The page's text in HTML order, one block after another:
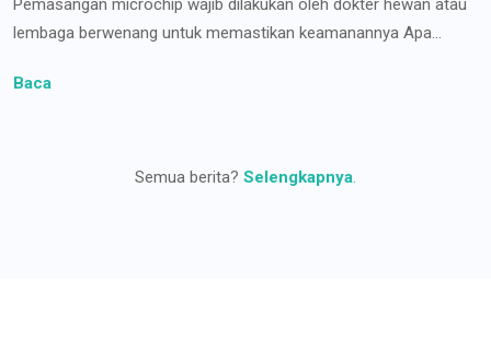
Pemasangan microchip wajib dilakukan oleh dokter hewan atau
lembaga berwenang untuk memastikan keamanannya Apa...
Baca
Semua berita? Selengkapnya.